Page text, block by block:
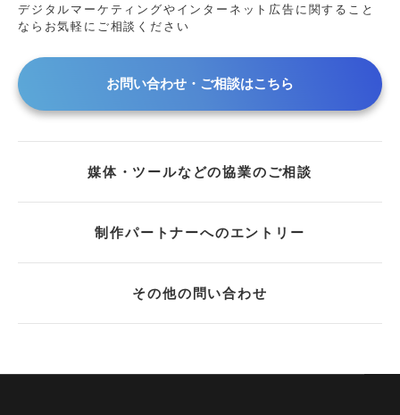
デジタルマーケティングやインターネット広告に 関すること
ならお気軽にご相談ください
お問い合わせ・ご相談はこちら
媒体・ツールなどの協業のご相談
制作パートナーへのエントリー
その他の問い合わせ